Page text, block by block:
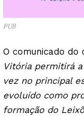
PUB
O comunicado
Vitória permitirá
vez no principal
evoluído como
formação do